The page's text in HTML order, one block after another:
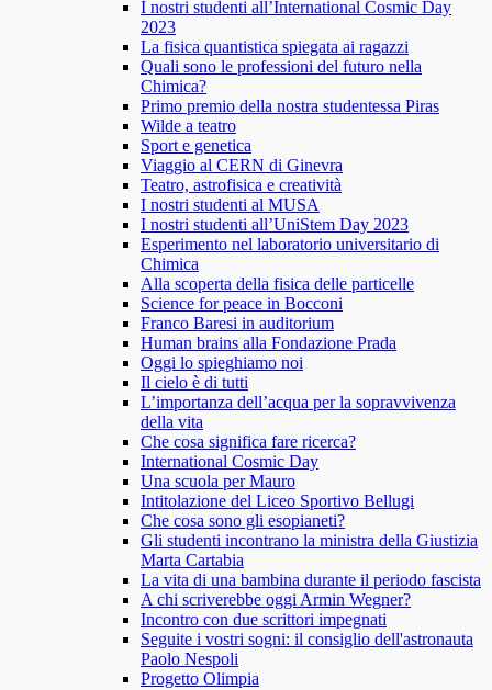
I nostri studenti all’International Cosmic Day
2023
La fisica quantistica spiegata ai ragazzi
Quali sono le professioni del futuro nella
Chimica?
Primo premio della nostra studentessa Piras
Wilde a teatro
Sport e genetica
Viaggio al CERN di Ginevra
Teatro, astrofisica e creatività
I nostri studenti al MUSA
I nostri studenti all’UniStem Day 2023
Esperimento nel laboratorio universitario di
Chimica
Alla scoperta della fisica delle particelle
Science for peace in Bocconi
Franco Baresi in auditorium
Human brains alla Fondazione Prada
Oggi lo spieghiamo noi
Il cielo è di tutti
L’importanza dell’acqua per la sopravvivenza
della vita
Che cosa significa fare ricerca?
International Cosmic Day
Una scuola per Mauro
Intitolazione del Liceo Sportivo Bellugi
Che cosa sono gli esopianeti?
Gli studenti incontrano la ministra della Giustizia
Marta Cartabia
La vita di una bambina durante il periodo fascista
A chi scriverebbe oggi Armin Wegner?
Incontro con due scrittori impegnati
Seguite i vostri sogni: il consiglio dell'astronauta
Paolo Nespoli
Progetto Olimpia